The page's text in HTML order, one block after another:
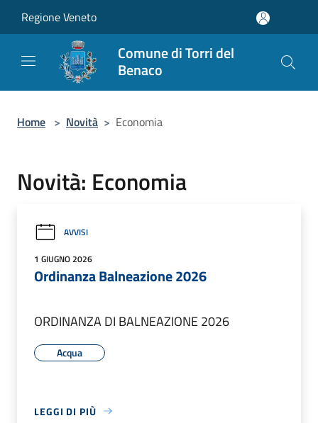
Regione Veneto
Comune di Torri del
Benaco
Home > Novità > Economia
Novità: Economia
AVVISI
1 GIUGNO 2026
Ordinanza Balneazione 2026
ORDINANZA DI BALNEAZIONE 2026
Acqua
LEGGI DI PIÙ